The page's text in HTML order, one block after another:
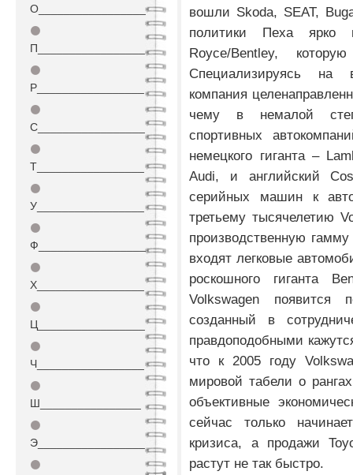
О_________________
⚫
П_________________
⚫
Р_________________
⚫
С_________________
⚫
Т_________________
⚫
У_________________
⚫
Ф_________________
⚫
Х_________________
⚫
Ц_________________
⚫
Ч_________________
⚫
Ш________________
⚫
Э_________________
⚫
вошли Skoda, SEAT,
политики Пеха ярко
Royce/Bentley,
Специализируясь на
компания
чему в немалой
спортивных
немецкого гиганта –
Audi, и английский
серийных машин к
третьему тысячелетию
производственную
входят легковые
роскошного гиганта
Volkswagen появится
созданный в
правдоподобными
что к 2005 году
мировой табели о
объективные
сейчас только
кризиса, а продажи
растут не так быстро.